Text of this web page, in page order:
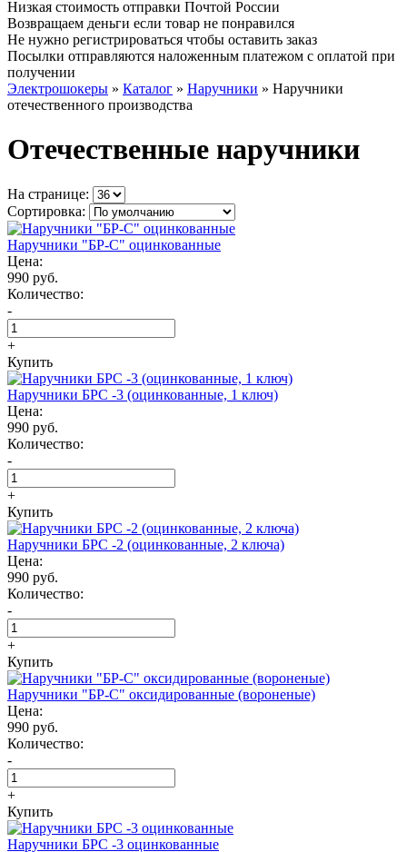
Низкая стоимость отправки Почтой России
Возвращаем деньги если товар не понравился
Не нужно регистрироваться чтобы оставить заказ
Посылки отправляются наложенным платежом с оплатой при
получении
Электрошокеры » Каталог » Наручники » Наручники
отечественного производства
Отечественные наручники
На странице:
Сортировка:
Наручники "БР-С" оцинкованные
Цена:
990 руб.
Количество:
-
+
Купить
Наручники БРС -3 (оцинкованные, 1 ключ)
Цена:
990 руб.
Количество:
-
+
Купить
Наручники БРС -2 (оцинкованные, 2 ключа)
Цена:
990 руб.
Количество:
-
+
Купить
Наручники "БР-С" оксидированные (вороненые)
Цена:
990 руб.
Количество:
-
+
Купить
Наручники БРС -3 оцинкованные